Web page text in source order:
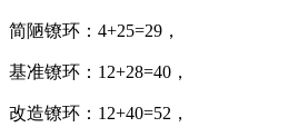
简陋镣环：4+25=29，
基准镣环：12+28=40，
改造镣环：12+40=52，